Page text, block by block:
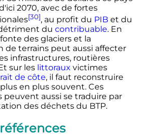
2070, avec de fortes
[30], au profit du PIBet du
du contribuable. En
des glaciers et la
de terrains peut aussi affecter
infrastructures, routières
sur les littoraux victimes
de côte, il faut reconstruire
en plus souvent. Ces
aussi se traduire par
des déchets du BTP.